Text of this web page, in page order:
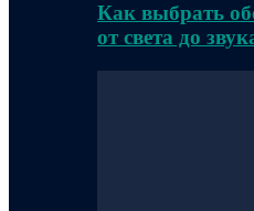
Как выбрать
от света до